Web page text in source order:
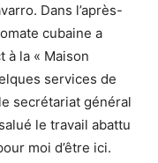
Dans l’après-
cubaine a
à la « Maison
services de
secrétariat général
le travail abattu
moi d’être ici.